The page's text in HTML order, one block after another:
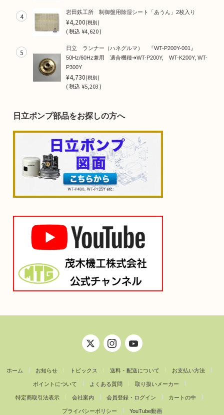
4 岩田鉄工所 制御盤用除湿シート「あうん」2枚入り
¥4,200(税別)
(税込¥4,620 )
5
日立 ランナー（ハネグルマ） 『WT-P200Y-001』
50Hz/60Hz兼用 適合機種➜WT-P200Y, WT-K200Y, WT-
P300Y
¥4,730(税別)
(税込¥5,203 )
日立ポンプ部品をお探しの方へ
ホーム お知らせ トピックス 送料・配送について お支払い方法
ポイントについて よくある質問 取り扱いメーカー
特定商取引法表示 会社案内 会員登録・ログイン カートの中
プライバシーポリシー YouTube動画